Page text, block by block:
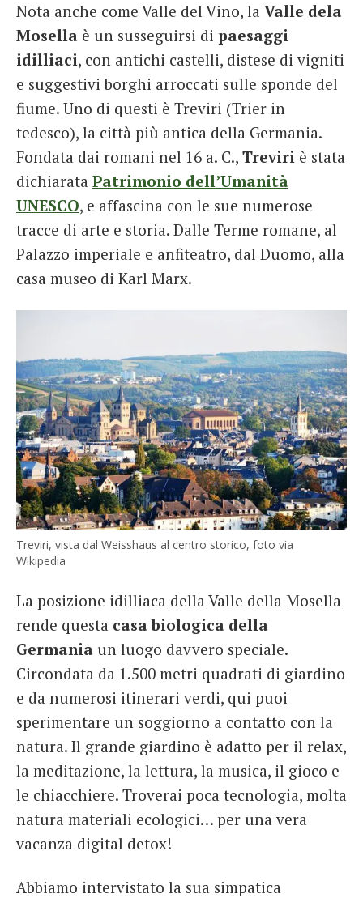
Nota anche come Valle del Vino, la Valle dela
Mosella è un susseguirsi di paesaggi
idilliaci, con antichi castelli, distese di vigniti
e suggestivi borghi arroccati sulle sponde del
fiume. Uno di questi è Treviri (Trier in
tedesco), la città più antica della Germania.
Fondata dai romani nel 16 a. C., Treviri è stata
dichiarata Patrimonio dell’Umanità
UNESCO, e affascina con le sue numerose
tracce di arte e storia. Dalle Terme romane, al
Palazzo imperiale e anfiteatro, dal Duomo, alla
casa museo di Karl Marx.
Treviri, vista dal Weisshaus al centro storico, foto via
Wikipedia
La posizione idilliaca della Valle della Mosella
rende questa casa biologica della
Germania un luogo davvero speciale.
Circondata da 1.500 metri quadrati di giardino
e da numerosi itinerari verdi, qui puoi
sperimentare un soggiorno a contatto con la
natura. Il grande giardino è adatto per il relax,
la meditazione, la lettura, la musica, il gioco e
le chiacchiere. Troverai poca tecnologia, molta
natura materiali ecologici… per una vera
vacanza digital detox!
Abbiamo intervistato la sua simpatica